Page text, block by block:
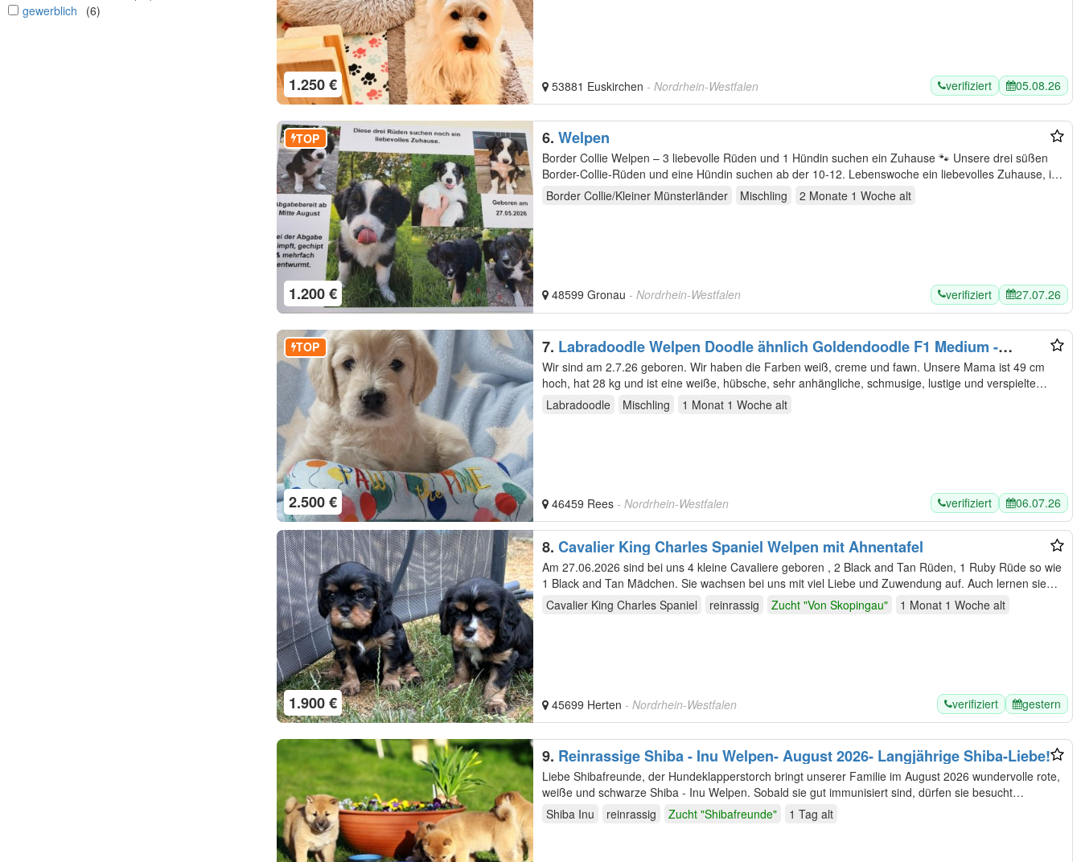
undefined
gewerblich (6)
1.250 € 53881 Euskirchen - Nordrhein-Westfalen verifiziert 05.08.26
6. Welpen
1.200 €
TOP
Border Collie Welpen – 3 liebevolle Rüden und 1 Hündin suchen ein Zuhause 🐾 Unsere drei süßen
Border-Collie-Rüden und eine Hündin suchen ab der 10-12. Lebenswoche ein liebevolles Zuhause, in
dem…
Border Collie/Kleiner Münsterländer Mischling 2 Monate 1 Woche alt
48599 Gronau - Nordrhein-Westfalen verifiziert 27.07.26
7. Labradoodle Welpen Doodle ähnlich Goldendoodle F1 Medium -
erfahrene liebevolle Familienaufzucht
2.500 €
TOP
Wir sind am 2.7.26 geboren. Wir haben die Farben weiß, creme und fawn. Unsere Mama ist 49 cm
hoch, hat 28 kg und ist eine weiße, hübsche, sehr anhängliche, schmusige, lustige und verspielte…
Labradoodle
Mischling 1 Monat 1 Woche alt
46459 Rees - Nordrhein-Westfalen verifiziert 06.07.26
8. Cavalier King Charles Spaniel Welpen mit Ahnentafel
1.900 €
Am 27.06.2026 sind bei uns 4 kleine Cavaliere geboren , 2 Black and Tan Rüden, 1 Ruby Rüde so wie
1 Black and Tan Mädchen. Sie wachsen bei uns mit viel Liebe und Zuwendung auf. Auch lernen sie…
Cavalier King Charles Spaniel
reinrassig Zucht "Von Skopingau" 1 Monat 1 Woche alt
45699 Herten - Nordrhein-Westfalen verifiziert gestern
9. Reinrassige Shiba - Inu Welpen- August 2026- Langjährige Shiba-Liebe!
Liebe Shibafreunde, der Hundeklapperstorch bringt unserer Familie im August 2026 wundervolle rote,
weiße und schwarze Shiba - Inu Welpen. Sobald sie gut immunisiert sind, dürfen sie besucht
werden…
Shiba Inu reinrassig Zucht "Shibafreunde" 1 Tag alt